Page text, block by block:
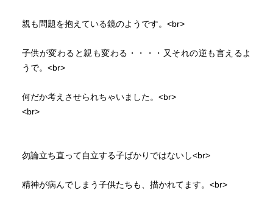
親も問題を抱えている鏡のようです。<br>
子供が変わると親も変わる・・・・又それの逆も言えるよ
うで。<br>
何だか考えさせられちゃいました。<br>
<br>
勿論立ち直って自立する子ばかりではないし<br>
精神が病んでしまう子供たちも、描かれてます。<br>